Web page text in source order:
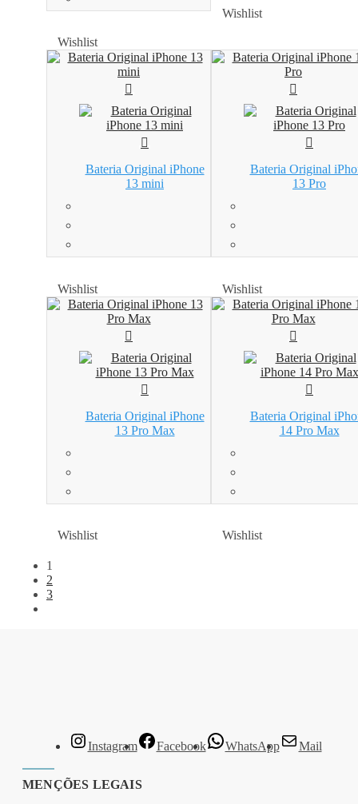
Wishlist
Wishlist
Bateria Original iPhone
13 mini
Wishlist
Bateria Original
13 Pro
Wishlist
Bateria Original iPhone
13 Pro Max
Wishlist
Bateria Original
14 Pro Max
Wishlist
1
2
3
Instagram Facebook WhatsApp Mail
MENÇÕES LEGAIS